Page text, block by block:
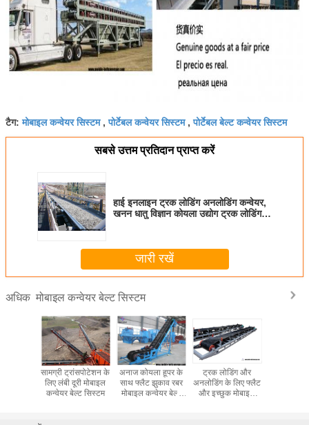
टैग:मोबाइल कन्वेयर सिस्टम,पोर्टेबल कन्वेयर सिस्टम,पोर्टेबल बेल्ट कन्वेयर सिस्टम
सबसे उत्तम प्रतिदान प्राप्त करें
हाई इनलाइन ट्रक लोडिंग अनलोडिंग कन्वेयर,
खनन धातु विज्ञान कोयला उद्योग ट्रक लोडिंग
जारी रखें
अधिक मोबाइल कन्वेयर बेल्ट सिस्टम
सामग्री ट्रांसपोटेशन के
लिए लंबी दूरी मोबाइल
कन्वेयर बेल्ट सिस्टम
अनाज कोयला हूपर के
साथ फ्लैट झुकाव रबर
मोबाइल कन्वेयर बेल्ट
ट्रक लोडिंग और
अनलोडिंग के लिए फ्लैट
और इच्छुक मोबाइल